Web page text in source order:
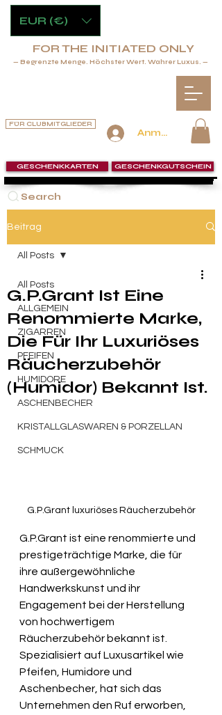
Anmelden
FÜR CLUBMITGLIEDER
Search
GESCHENKKARTEN GESCHENKGUTSCHEIN
FOR THE INITIATED ONLY
— Begrenzte Menge. Höchster Wert. Wahrer Luxus. —
EUR (€)
Beitrag
All Posts
ALLGEMEIN
ZIGARREN
PFEIFEN
HUMIDORE
ASCHENBECHER
KRISTALLGLASWAREN & PORZELLAN
SCHMUCK
All Posts
G.P.Grant Ist Eine
Renommierte Marke,
Die Für Ihr Luxuriöses
Räucherzubehör
(Humidor) Bekannt Ist.
G.P.Grant luxuriöses Räucherzubehör
G.P.Grant ist eine renommierte und
prestigeträchtige Marke, die für
ihre außergewöhnliche
Handwerkskunst und ihr
Engagement bei der Herstellung
von hochwertigem
Räucherzubehör bekannt ist.
Spezialisiert auf Luxusartikel wie
Pfeifen, Humidore und
Aschenbecher, hat sich das
Unternehmen den Ruf erworben,